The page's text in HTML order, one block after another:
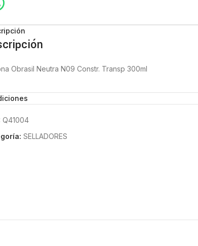
Obrasil Neutra N09 Constr. Transp 300ml
Q41004
SELLADORES